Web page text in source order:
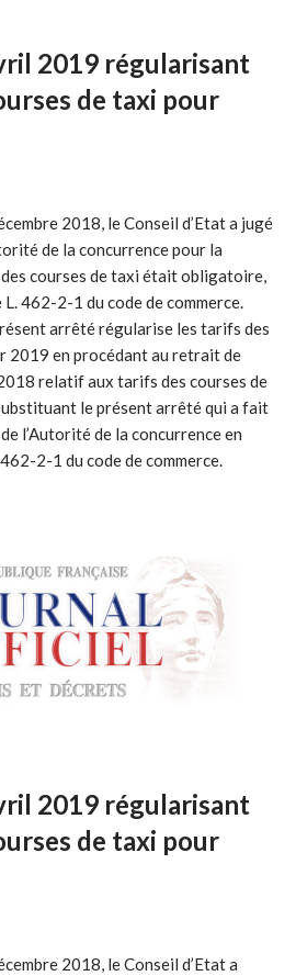
2019 régularisant
de taxi pour
2018, le Conseil d’Etat a jugé
de la concurrence pour la
courses de taxi était obligatoire,
462-2-1 du code de commerce.
arrêté régularise les tarifs des
2019 en procédant au retrait de
relatif aux tarifs des courses de
le présent arrêté qui a fait
l’Autorité de la concurrence en
2-1 du code de commerce.
2019 régularisant
de taxi pour
2018, le Conseil d’Etat a